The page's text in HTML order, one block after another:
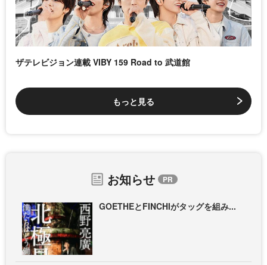
ザテレビジョン連載 VIBY 159 Road to 武道館
もっと見る
お知らせ
GOETHEとFINCHIがタッグを組み...